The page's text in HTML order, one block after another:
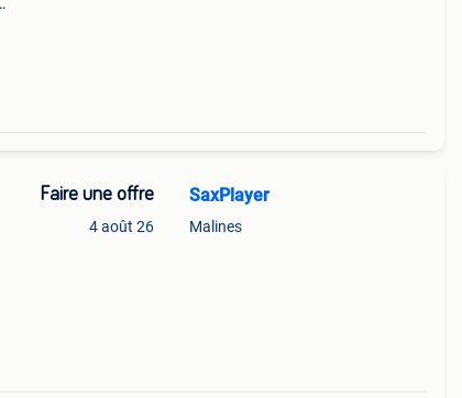
Faire une offre
4 août 26
SaxPlayer
Malines